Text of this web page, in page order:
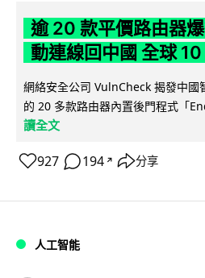
逾 20 款平價路由器
動連線回中國 全球
網絡安全公司 VulnCheck 揭發中
的 20 多款路由器內置後門程式「
讀全文
927 194 ↗ 分享
人工智能